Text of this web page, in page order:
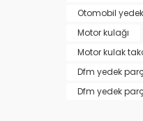
Otomobil
Motor kulağı
Motor kulak
Dfm yedek
Dfm yedek